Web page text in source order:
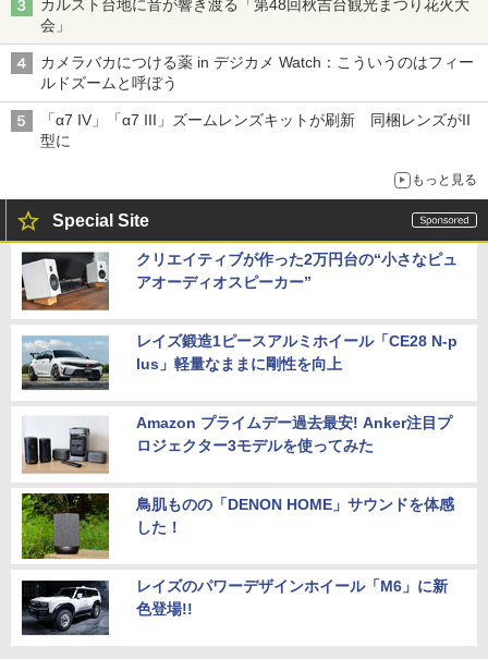
カルスト台地に音が響き渡る「第48回秋吉台観光まつり花火大
会」
カメラバカにつける薬 in デジカメ Watch：こういうのはフィー
ルドズームと呼ぼう
「α7 IV」「α7 III」ズームレンズキットが刷新 同梱レンズがII
型に
もっと見る
Special Site
クリエイティブが作った2万円台の“小さなピュ
アオーディオスピーカー”
レイズ鍛造1ピースアルミホイール「CE28 N-p
lus」軽量なままに剛性を向上
Amazon プライムデー過去最安! Anker注目プ
ロジェクター3モデルを使ってみた
鳥肌ものの「DENON HOME」サウンドを体感
した！
レイズのパワーデザインホイール「M6」に新
色登場!!